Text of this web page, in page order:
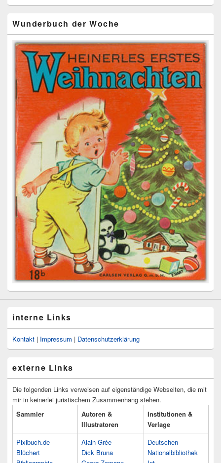
Wunderbuch der Woche
interne Links
Kontakt | Impressum | Datenschutzerklärung
externe Links
Die folgenden Links verweisen auf eigenständige Webseiten, die mit
mir in keinerlei juristischem Zusammenhang stehen.
Sammler
Autoren &
Illustratoren
Institutionen &
Verlage
Pixibuch.de
Blüchert
Alain Grée
Dick Bruna
Deutschen
Nationalbibliothek